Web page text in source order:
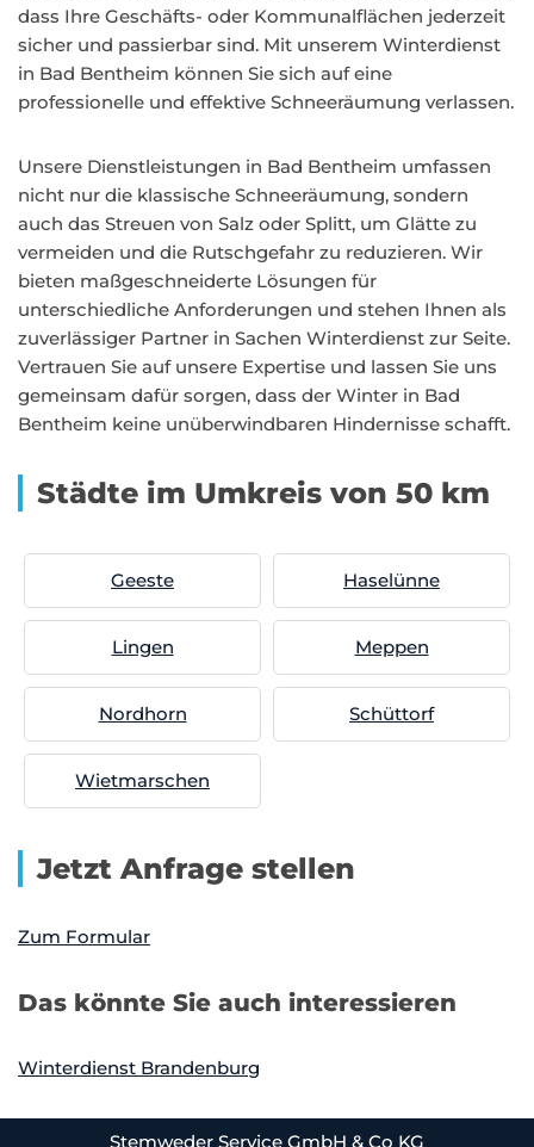
dass Ihre Geschäfts- oder Kommunalflächen jederzeit
sicher und passierbar sind. Mit unserem Winterdienst
in Bad Bentheim können Sie sich auf eine
professionelle und effektive Schneeräumung verlassen.
Unsere Dienstleistungen in Bad Bentheim umfassen
nicht nur die klassische Schneeräumung, sondern
auch das Streuen von Salz oder Splitt, um Glätte zu
vermeiden und die Rutschgefahr zu reduzieren. Wir
bieten maßgeschneiderte Lösungen für
unterschiedliche Anforderungen und stehen Ihnen als
zuverlässiger Partner in Sachen Winterdienst zur Seite.
Vertrauen Sie auf unsere Expertise und lassen Sie uns
gemeinsam dafür sorgen, dass der Winter in Bad
Bentheim keine unüberwindbaren Hindernisse schafft.
Städte im Umkreis von 50 km
Geeste Haselünne
Lingen Meppen
Nordhorn Schüttorf
Wietmarschen
Jetzt Anfrage stellen
Zum Formular
Das könnte Sie auch interessieren
Winterdienst Brandenburg
Stemweder Service GmbH & Co KG